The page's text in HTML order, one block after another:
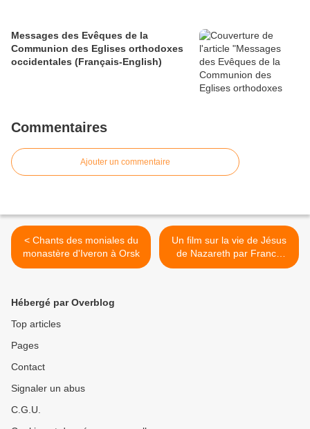
Messages des Evêques de la
Communion des Eglises orthodoxes
occidentales (Français-English)
Commentaires
Ajouter un commentaire
< Chants des moniales du
monastère d'Iveron à Orsk
Un film sur la vie de Jésus
de Nazareth par Franco
ZEFFIRELLI >
Hébergé par Overblog
Top articles
Pages
Contact
Signaler un abus
C.G.U.